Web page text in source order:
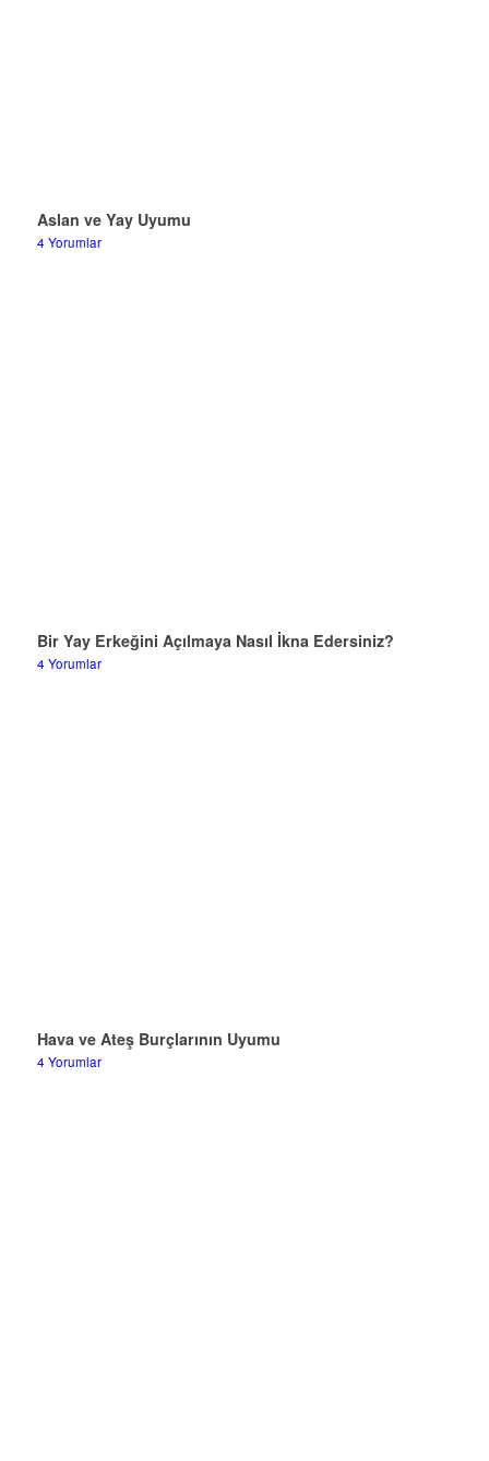
Aslan ve Yay Uyumu
4 Yorumlar
Bir Yay Erkeğini Açılmaya Nasıl İkna Edersiniz?
4 Yorumlar
Hava ve Ateş Burçlarının Uyumu
4 Yorumlar